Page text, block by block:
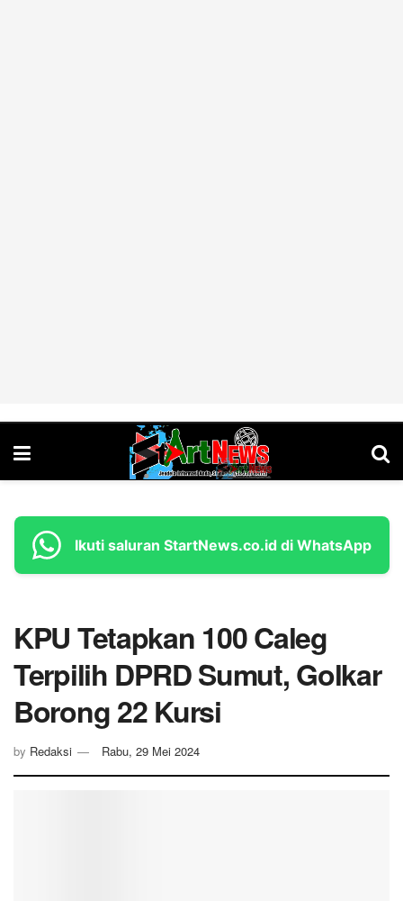
Ikuti saluran StartNews.co.id di WhatsApp
KPU Tetapkan 100 Caleg
Terpilih DPRD Sumut, Golkar
Borong 22 Kursi
by Redaksi Rabu, 29 Mei 2024